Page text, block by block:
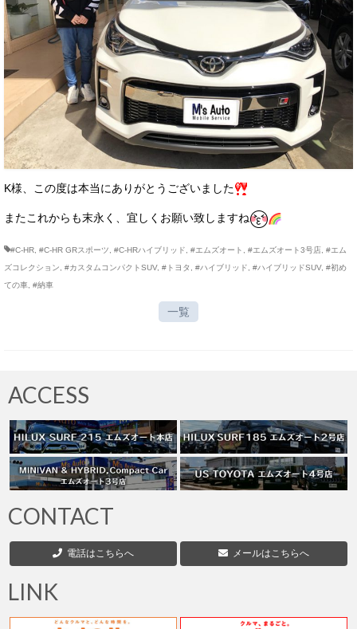
K様、この度は本当にありがとうございました
またこれからも末永く、宜しくお願い致しますね
#C-HR #C-HR GRスポーツ #C-HRハイブリッド #エムズオート #エムズオート3号店 #エム
ズコレクション
#カスタムコンパクトSUV, #トヨタ #ハイブリッド #ハイブリッドSUV, #初め
ての車
#納車
一覧
ACCESS
CONTACT
電話はこちらへ メールはこちらへ
LINK